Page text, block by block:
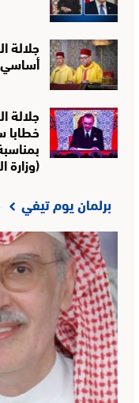
جلالة
أساسي
جلالة
خطابا
(وزارة
برلمان يوم تيفي